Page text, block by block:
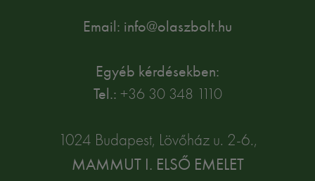
Email: info@olaszbolt.hu
Egyéb kérdésekben:
Tel.: +36 30 348 1110
1024 Budapest, Lövőház u. 2-6.,
MAMMUT I. ELSŐ EMELET